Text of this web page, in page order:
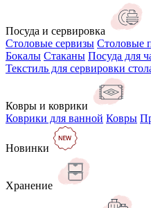
Посуда и сервировка
Столовые сервизы Столовые
Бокалы Стаканы Посуда для
Текстиль для сервировки
Ковры и коврики
Коврики для ванной Ковры
Новинки
Хранение